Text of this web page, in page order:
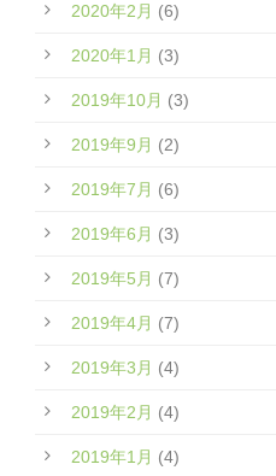
2020年2月 (6)
2020年1月 (3)
2019年10月 (3)
2019年9月 (2)
2019年7月 (6)
2019年6月 (3)
2019年5月 (7)
2019年4月 (7)
2019年3月 (4)
2019年2月 (4)
2019年1月 (4)